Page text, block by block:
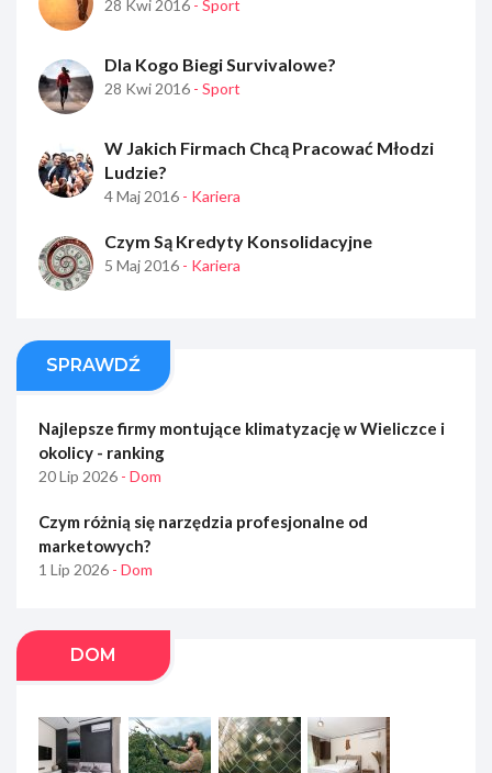
28 Kwi 2016 - Sport
Dla Kogo Biegi Survivalowe?
28 Kwi 2016 - Sport
W Jakich Firmach Chcą Pracować Młodzi
Ludzie?
4 Maj 2016 - Kariera
Czym Są Kredyty Konsolidacyjne
5 Maj 2016 - Kariera
SPRAWDŹ
Najlepsze firmy montujące klimatyzację w Wieliczce i
okolicy - ranking
20 Lip 2026 - Dom
Czym różnią się narzędzia profesjonalne od
marketowych?
1 Lip 2026 - Dom
DOM